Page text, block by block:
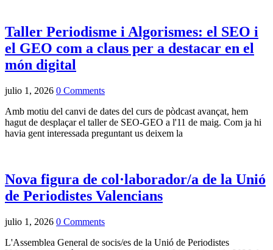
Taller Periodisme i Algorismes: el SEO i
el GEO com a claus per a destacar en el
món digital
julio 1, 2026 0 Comments
Amb motiu del canvi de dates del curs de pòdcast avançat, hem
hagut de desplaçar el taller de SEO-GEO a l'11 de maig. Com ja hi
havia gent interessada preguntant us deixem la
Nova figura de col·laborador/a de la Unió
de Periodistes Valencians
julio 1, 2026 0 Comments
L'Assemblea General de socis/es de la Unió de Periodistes